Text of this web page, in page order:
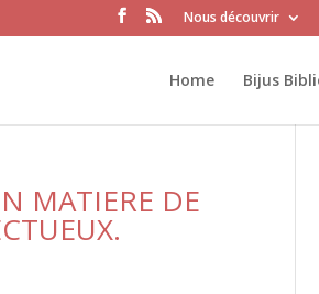
Nous découvrir
Home Bijus
MATIERE DE